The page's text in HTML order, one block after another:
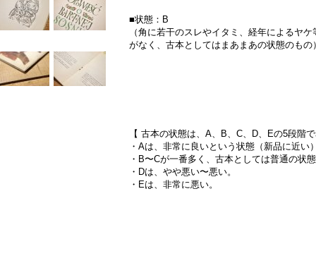
■状態：B
（角に若干のスレやイタミ、経年によるヤ
がなく、古本としてはまあまあの状態のもの）
【 古本の状態は、A、B、C、D、Eの5段階
・Aは、非常に良いという状態（新品に近い
・B〜Cが一番多く、古本としては普通の状態
・Dは、やや悪い〜悪い。
・Eは、非常に悪い。